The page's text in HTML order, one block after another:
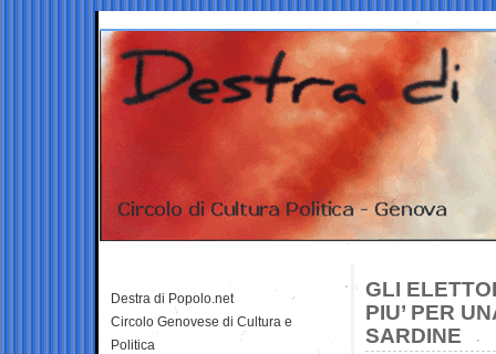
GLI
PIU’ PER
SARDINE
Destra di Popolo.net
Circolo Genovese di Cultura e
Politica